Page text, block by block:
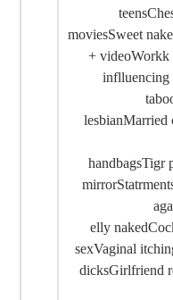
moviesSweet
+ videoWorkk
inflluencing
lesbianMarried
handbagsTigr
elly
sexVaginal
dicksGirlfriend